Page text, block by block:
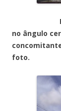
Por
no ângulo
foto.